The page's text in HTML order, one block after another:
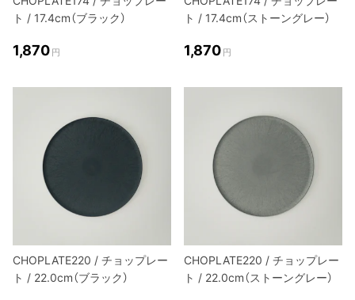
ト / 17.4cm（ブラック）
1,870 円
ト / 17.4cm（ストーングレー）
1,870 円
CHOPLATE220 / チョップレー
ト / 22.0cm（ブラック）
CHOPLATE220 / チョップレー
ト / 22.0cm（ストーングレー）